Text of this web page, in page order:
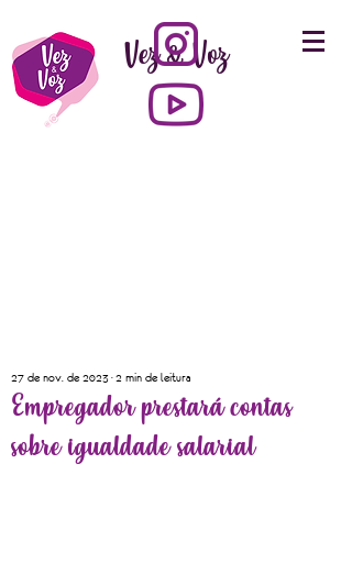
Vez & Voz
Empregador prestará contas
sobre igualdade salarial
27 de nov. de 2023 2 min de leitura